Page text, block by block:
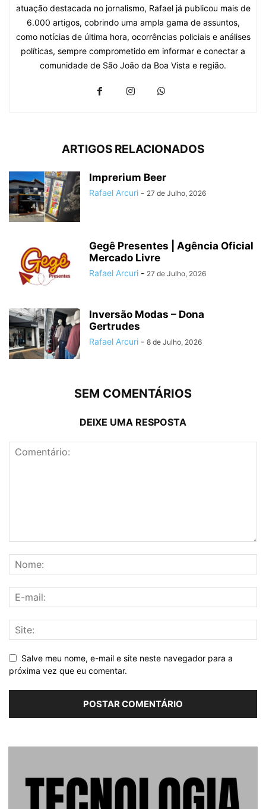
atuação destacada no jornalismo, Rafael já publicou mais de
6.000 artigos, cobrindo uma ampla gama de assuntos,
como notícias de última hora, ocorrências policiais e análises
políticas, sempre comprometido em informar e conectar a
comunidade de São João da Boa Vista e região.
ARTIGOS RELACIONADOS
Imprerium Beer
Rafael Arcuri - 27 de Julho, 2026
Gegê Presentes | Agência Oficial
Mercado Livre
Rafael Arcuri - 27 de Julho, 2026
Inversão Modas – Dona
Gertrudes
Rafael Arcuri - 8 de Julho, 2026
SEM COMENTÁRIOS
DEIXE UMA RESPOSTA
Salve meu nome, e-mail e site neste navegador para a
próxima vez que eu comentar.